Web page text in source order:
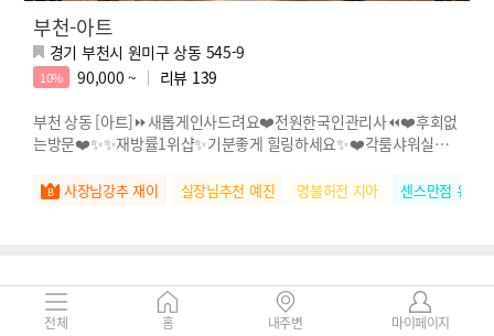
부천-아트
경기 부천시 원미구 상동 545-9
10% 90,000 ~ 리뷰 139
부천 상동 [아트]⏩새롭게인사드려요❤️전원한국인관리사⏪❤️후회없
는방문❤️✨✨재방률1위샵✨기분좋게 힐링하세요✨❤️각룸샤워실❤️
사장님강추 재이 실장님추천 예진 명불허전 지아 센스만점 유진
전체 홈 내주변 마이페이지